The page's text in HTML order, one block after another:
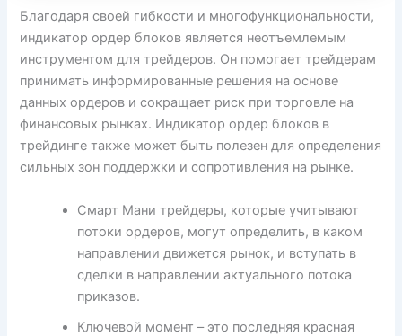
Благодаря своей гибкости и многофункциональности,
индикатор ордер блоков является неотъемлемым
инструментом для трейдеров. Он помогает трейдерам
принимать информированные решения на основе
данных ордеров и сокращает риск при торговле на
финансовых рынках. Индикатор ордер блоков в
трейдинге также может быть полезен для определения
сильных зон поддержки и сопротивления на рынке.
Смарт Мани трейдеры, которые учитывают
потоки ордеров, могут определить, в каком
направлении движется рынок, и вступать в
сделки в направлении актуального потока
приказов.
Ключевой момент – это последняя красная